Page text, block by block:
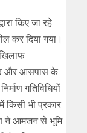
किए जा रहे
कर दिया गया।
और आसपास के
गतिविधियों
किसी भी प्रकार
ने आमजन से भूमि